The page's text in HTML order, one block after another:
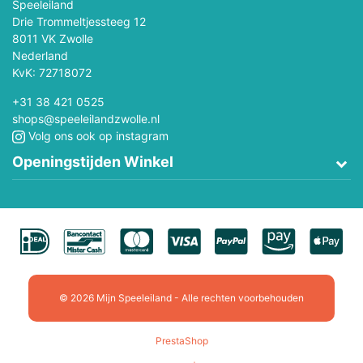
Speeleiland
Drie Trommeltjessteeg 12
8011 VK Zwolle
Nederland
KvK: 72718072
+31 38 421 0525
shops@speeleilandzwolle.nl
Volg ons ook op instagram
Openingstijden Winkel
© 2026 Mijn Speeleiland - Alle rechten voorbehouden
PrestaShop